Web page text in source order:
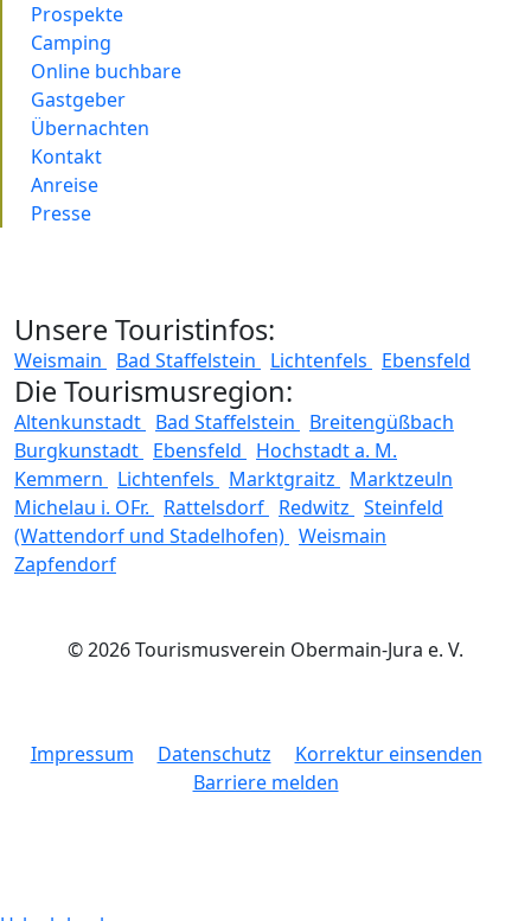
Prospekte
Camping
Online buchbare
Gastgeber
Übernachten
Kontakt
Anreise
Presse
Unsere Touristinfos:
Weismain Bad Staffelstein Lichtenfels Ebensfeld
Die Tourismusregion:
Altenkunstadt Bad Staffelstein
Breitengüßbach
Burgkunstadt Ebensfeld
Hochstadt a. M.
Kemmern
Lichtenfels Marktgraitz
Marktzeuln
Michelau i. OFr.
Rattelsdorf Redwitz Steinfeld
(Wattendorf und Stadelhofen) Weismain
Zapfendorf
© 2026 Tourismusverein Obermain-Jura e. V.
Impressum Datenschutz
Korrektur einsenden
Barriere melden